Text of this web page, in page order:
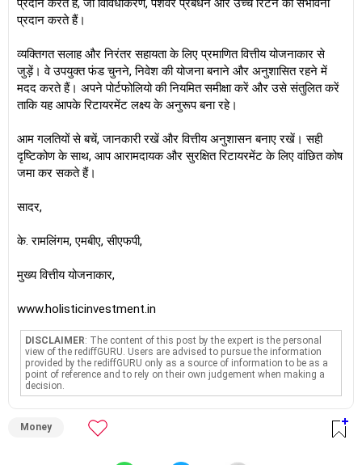
प्रदान करते हैं, जो विविधीकरण, पेशेवर प्रबंधन और उच्च रिटर्न की संभावना
प्रदान करते हैं।
व्यक्तिगत सलाह और निरंतर सहायता के लिए प्रमाणित वित्तीय योजनाकार से
जुड़ें। वे उपयुक्त फंड चुनने, निवेश की योजना बनाने और अनुशासित रहने में
मदद करते हैं। अपने पोर्टफोलियो की नियमित समीक्षा करें और उसे संतुलित करें
ताकि यह आपके रिटायरमेंट लक्ष्य के अनुरूप बना रहे।
आम गलतियों से बचें, जानकारी रखें और वित्तीय अनुशासन बनाए रखें। सही
दृष्टिकोण के साथ, आप आरामदायक और सुरक्षित रिटायरमेंट के लिए वांछित कोष
जमा कर सकते हैं।
सादर,
के. रामलिंगम, एमबीए, सीएफपी,
मुख्य वित्तीय योजनाकार,
www.holisticinvestment.in
DISCLAIMER: The content of this post by the expert is the personal
view of the rediffGURU. Users are advised to pursue the information
provided by the rediffGURU only as a source of information to be as a
point of reference and to rely on their own judgement when making a
decision.
Money